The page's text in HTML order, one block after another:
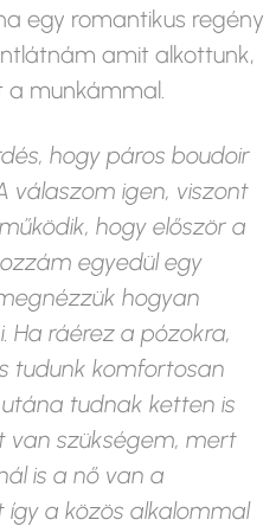
egy romantikus regény
amit alkottunk,
munkámmal.
hogy páros boudoir
válaszom igen, viszont
hogy először a
egyedül egy
hogyan
Ha ráérez a pózokra,
tudunk komfortosan
tudnak ketten is
van szükségem, mert
is a nő van a
a közös alkalommal